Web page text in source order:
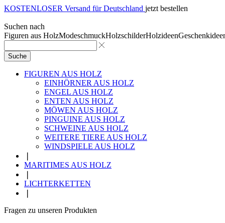
KOSTENLOSER Versand für Deutschland jetzt bestellen
Suchen nach
Figuren aus HolzModeschmuckHolzschilderHolzideen
Suche
FIGUREN AUS HOLZ
EINHÖRNER AUS HOLZ
ENGEL AUS HOLZ
ENTEN AUS HOLZ
MÖWEN AUS HOLZ
PINGUINE AUS HOLZ
SCHWEINE AUS HOLZ
WEITERE TIERE AUS HOLZ
WINDSPIELE AUS HOLZ
MARITIMES AUS HOLZ
LICHTERKETTEN
Fragen zu unseren Produkten